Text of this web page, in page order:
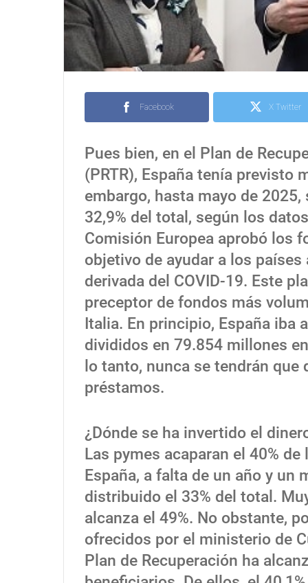
Facebook X Twitter
Pues bien, en el Plan de
(PRTR), España tenía previsto
embargo, hasta mayo de
32,9% del total, según los
Comisión Europea aprobó los
objetivo de ayudar a los
derivada del COVID-19. Este
preceptor de fondos más
Italia. En principio, España iba
divididos en 79.854 millones
lo tanto, nunca se tendrán
préstamos.
¿Dónde se ha invertido el
Las pymes acaparan el 40%
España, a falta de un año y un
distribuido el 33% del total.
alcanza el 49%. No obstante,
ofrecidos por el ministerio de
Plan de Recuperación ha